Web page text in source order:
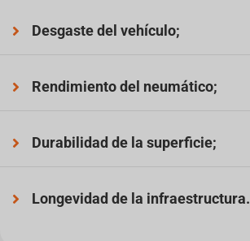
Desgaste del vehículo;
Rendimiento del neumático;
Durabilidad de la superficie;
Longevidad de la infraestructura.